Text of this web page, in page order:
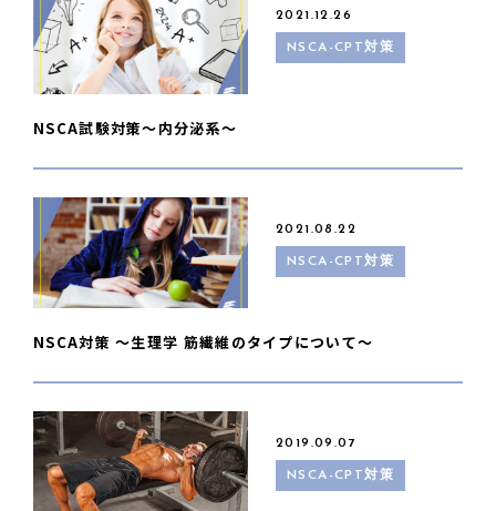
2021.12.26
NSCA-CPT対策
NSCA試験対策〜内分泌系〜
2021.08.22
NSCA-CPT対策
NSCA対策 〜生理学 筋繊維のタイプについて〜
2019.09.07
NSCA-CPT対策